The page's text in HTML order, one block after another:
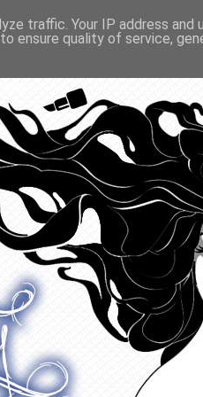
KONKURSY POLECANE
traffic. Your IP address and
ensure quality of service,